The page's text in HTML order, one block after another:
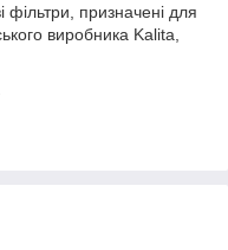
фільтри, призначені для
виробника Kalita,